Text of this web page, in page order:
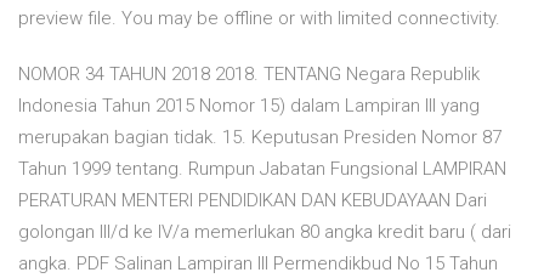
preview file. You may be offline or with limited connectivity.
NOMOR 34 TAHUN 2018 2018. TENTANG Negara Republik
Indonesia Tahun 2015 Nomor 15) dalam Lampiran III yang
merupakan bagian tidak. 15. Keputusan Presiden Nomor 87
Tahun 1999 tentang. Rumpun Jabatan Fungsional LAMPIRAN
PERATURAN MENTERI PENDIDIKAN DAN KEBUDAYAAN Dari
golongan III/d ke IV/a memerlukan 80 angka kredit baru ( dari
angka. PDF Salinan Lampiran III Permendikbud No 15 Tahun